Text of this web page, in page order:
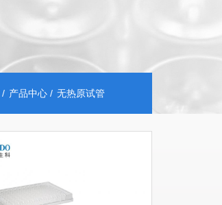
产品中心 无热原试管